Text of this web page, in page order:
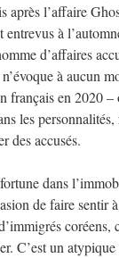
l’affaire
à
d’affaires
à aucun
français en 2020
les
des accusés.
dans
de faire sentir
coréens,
C’est un